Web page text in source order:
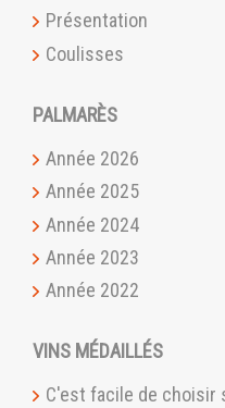
Présentation
Coulisses
PALMARÈS
Année 2026
Année 2025
Année 2024
Année 2023
Année 2022
VINS MÉDAILLÉS
C'est facile de choisir